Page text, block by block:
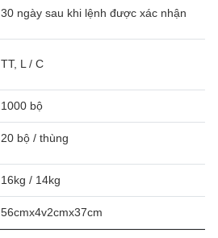
30 ngày sau khi lệnh được xác nhận
TT, L / C
1000 bộ
20 bộ / thùng
16kg / 14kg
56cmx4v2cmx37cm